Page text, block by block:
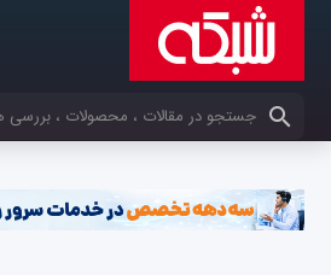
کلمات کلیدی خود را وارد کنید